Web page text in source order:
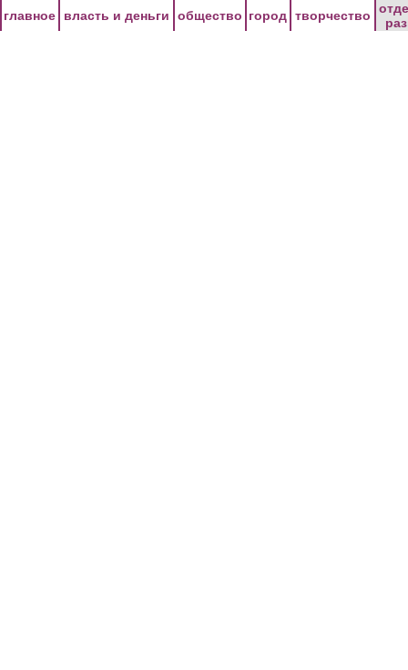
главное власть и деньги общество город творчество